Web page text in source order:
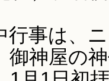
事は、
御神屋の